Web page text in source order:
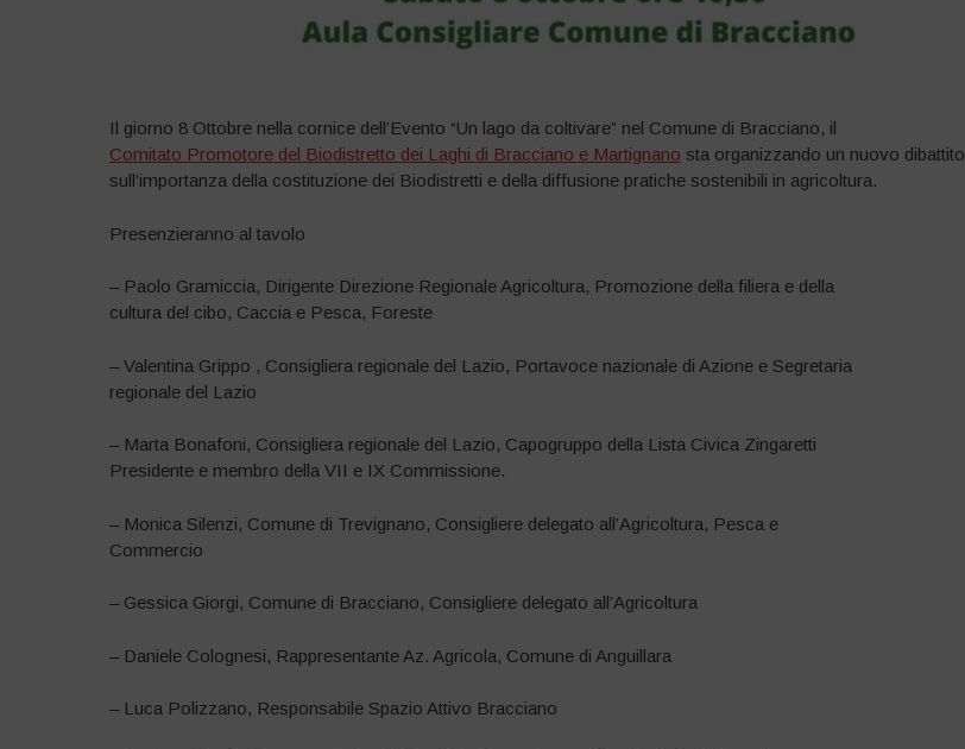
Il giorno 8 Ottobre nella cornice dell’Evento “Un lago da coltivare” nel Comune di Bracciano, il
Comitato Promotore del Biodistretto dei Laghi di Bracciano e Martignano sta organizzando un nuovo dibattito
sull’importanza della costituzione dei Biodistretti e della diffusione pratiche sostenibili in agricoltura.
Presenzieranno al tavolo
– Paolo Gramiccia, Dirigente Direzione Regionale Agricoltura, Promozione della filiera e della
cultura del cibo, Caccia e Pesca, Foreste
– Valentina Grippo , Consigliera regionale del Lazio, Portavoce nazionale di Azione e Segretaria
regionale del Lazio
– Marta Bonafoni, Consigliera regionale del Lazio, Capogruppo della Lista Civica Zingaretti
Presidente e membro della VII e IX Commissione.
– Monica Silenzi, Comune di Trevignano, Consigliere delegato all’Agricoltura, Pesca e
Commercio
– Gessica Giorgi, Comune di Bracciano, Consigliere delegato all’Agricoltura
– Daniele Colognesi, Rappresentante Az. Agricola, Comune di Anguillara
– Luca Polizzano, Responsabile Spazio Attivo Bracciano